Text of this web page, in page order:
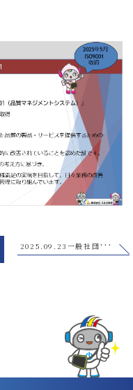
2025.09.23一般社団法人日本溶接協会「CIW検査事業者」B種昇格